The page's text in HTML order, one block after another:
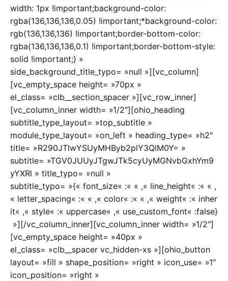
width: 1px !important;background-color:
rgba(136,136,136,0.05) !important;*background-color:
rgb(136,136,136) !important;border-bottom-color:
rgba(136,136,136,0.1) !important;border-bottom-style:
solid !important;} »
side_background_title_typo= »null »][vc_column]
[vc_empty_space height= »70px »
el_class= »clb__section_spacer »][vc_row_inner]
[vc_column_inner width= »1/2″][ohio_heading
subtitle_type_layout= »top_subtitle »
module_type_layout= »on_left » heading_type= »h2″
title= »R290JTIwYSUyMHByb2plY3QlM0Y= »
subtitle= »TGV0JUUyJTgwJTk5cyUyMGNvbGxhYm9
yYXRl » title_typo= »null »
subtitle_typo= »{« font_size« :« « ,« line_height« :« « ,
« letter_spacing« :« « ,« color« :« « ,« weight« :« inher
it« ,« style« :« uppercase« ,« use_custom_font« :false}
»][/vc_column_inner][vc_column_inner width= »1/2″]
[vc_empty_space height= »40px »
el_class= »clb__spacer vc_hidden-xs »][ohio_button
layout= »fill » shape_position= »right » icon_use= »1″
icon_position= »right »